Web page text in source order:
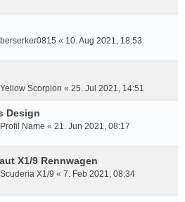
berserker0815 « 10. Aug 2021, 18:53
Yellow Scorpion « 25. Jul 2021, 14:51
Design
Profil Name « 21. Jun 2021, 08:17
X1/9 Rennwagen
Scuderia X1/9 « 7. Feb 2021, 08:34